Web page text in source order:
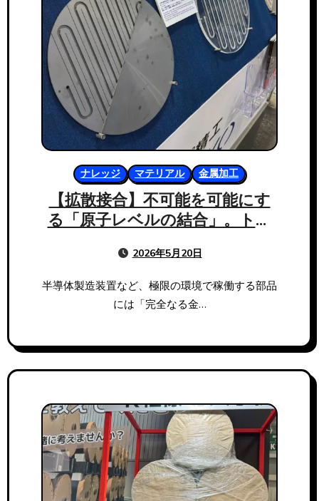
ナレッジ マテリアル 金属加工
【拡散接合】不可能を可能にす
る「原子レベルの結合」。トッ
テクチャ
2026年5月20日
半導体製造装置など、極限の環境で稼働する部品
には「完全なる金…